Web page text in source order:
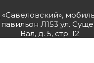
Л153 ул.
Вал, д. 5, стр. 12